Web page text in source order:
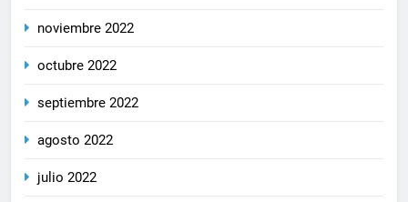
noviembre 2022
octubre 2022
septiembre 2022
agosto 2022
julio 2022